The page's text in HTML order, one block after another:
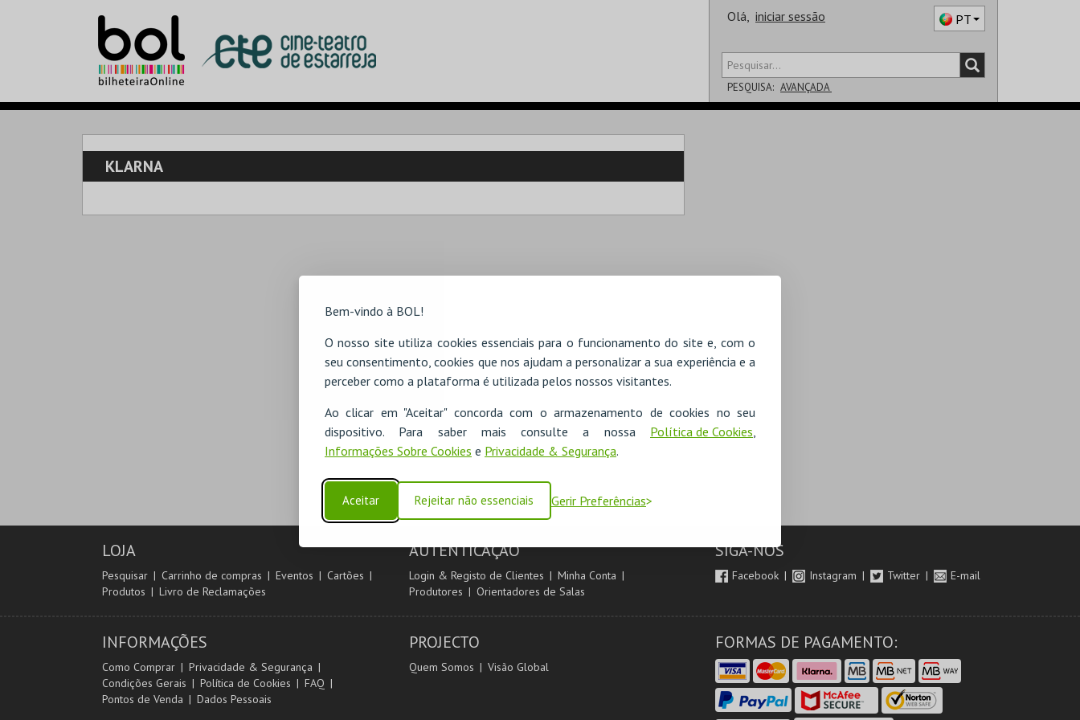
Bem-vindo à BOL!
O nosso site utiliza cookies essenciais para o funcionamento do site e, com o
seu consentimento, cookies que nos ajudam a personalizar a sua experiência e a
perceber como a plataforma é utilizada pelos nossos visitantes.
Ao clicar em "Aceitar" concorda com o armazenamento de cookies no seu
dispositivo. Para saber mais consulte a nossa Política de Cookies,
Informações Sobre Cookies e Privacidade & Segurança.
Aceitar Rejeitar não essenciais Gerir Preferências
Olá, iniciar sessão PT
PESQUISA: AVANÇADA
KLARNA
LOJA
Pesquisar Carrinho de compras Eventos
Cartões
Produtos
Livro de Reclamações
AUTENTICAÇÃO
Login & Registo de Clientes
Minha Conta
Produtores
Orientadores de Salas
SIGA-NOS
Facebook Instagram Twitter E-mail
INFORMAÇÕES
Como Comprar
Privacidade & Segurança
Condições Gerais
Política de Cookies
FAQ
Pontos de Venda
Dados Pessoais
PROJECTO
Quem Somos Visão Global
FORMAS DE PAGAMENTO: